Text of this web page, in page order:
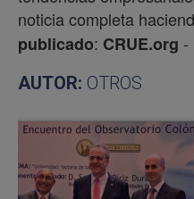
noticia completa
publicado: CRUE.org -
AUTOR: OTROS